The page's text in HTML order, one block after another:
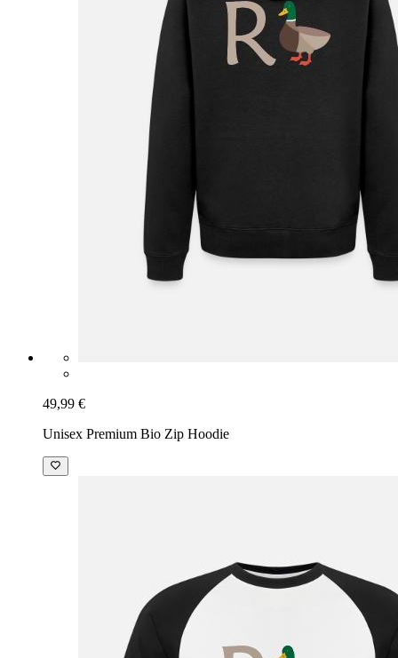
49,99 €
Unisex Premium Bio Zip Hoodie